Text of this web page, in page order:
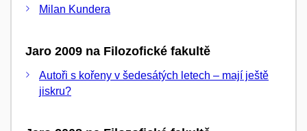
Milan Kundera
Jaro 2009 na Filozofické fakultě
Autoři s kořeny v šedesátých letech – mají ještě
jiskru?